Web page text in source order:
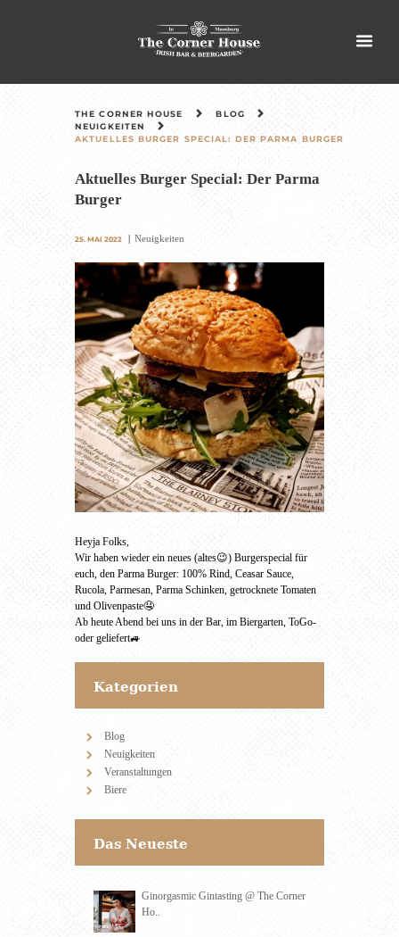
THE CORNER HOUSE
BLOG
NEUIGKEITEN
AKTUELLES BURGER SPECIAL: DER PARMA BURGER
Aktuelles Burger Special: Der Parma
Burger
25. MAI 2022 Neuigkeiten
Heyja Folks,
Wir haben wieder ein neues (altes😉) Burgerspecial für
euch, den Parma Burger: 100% Rind, Ceasar Sauce,
Rucola, Parmesan, Parma Schinken, getrocknete Tomaten
und Olivenpaste🤤
Ab heute Abend bei uns in der Bar, im Biergarten, ToGo-
oder geliefert🚙
Kategorien
Blog
Neuigkeiten
Veranstaltungen
Biere
Das Neueste
Ginorgasmic Gintasting @ The Corner
Ho..